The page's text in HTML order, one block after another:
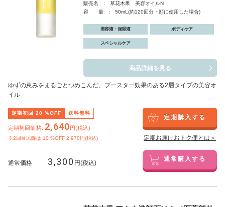
販売名 : 草花木果 美容オイルN
容 量 : 50mL(約120回分・顔に使用した場合)
美容液・保湿液 ボディケア
スペシャルケア
商品詳細を見る
ゆずの恵みをまるごとつめこんだ、ブースター効果のある2層タイプの美容オ
イル
定期初回 20 %OFF 送料無料
定期初回価格: 2,640円(税込)
※2回目以降は 10 %OFF 2,970円(税込)
定期購入する
定期お届けおトク便とは＞
通常価格 3,300 円(税込) 通常購入する